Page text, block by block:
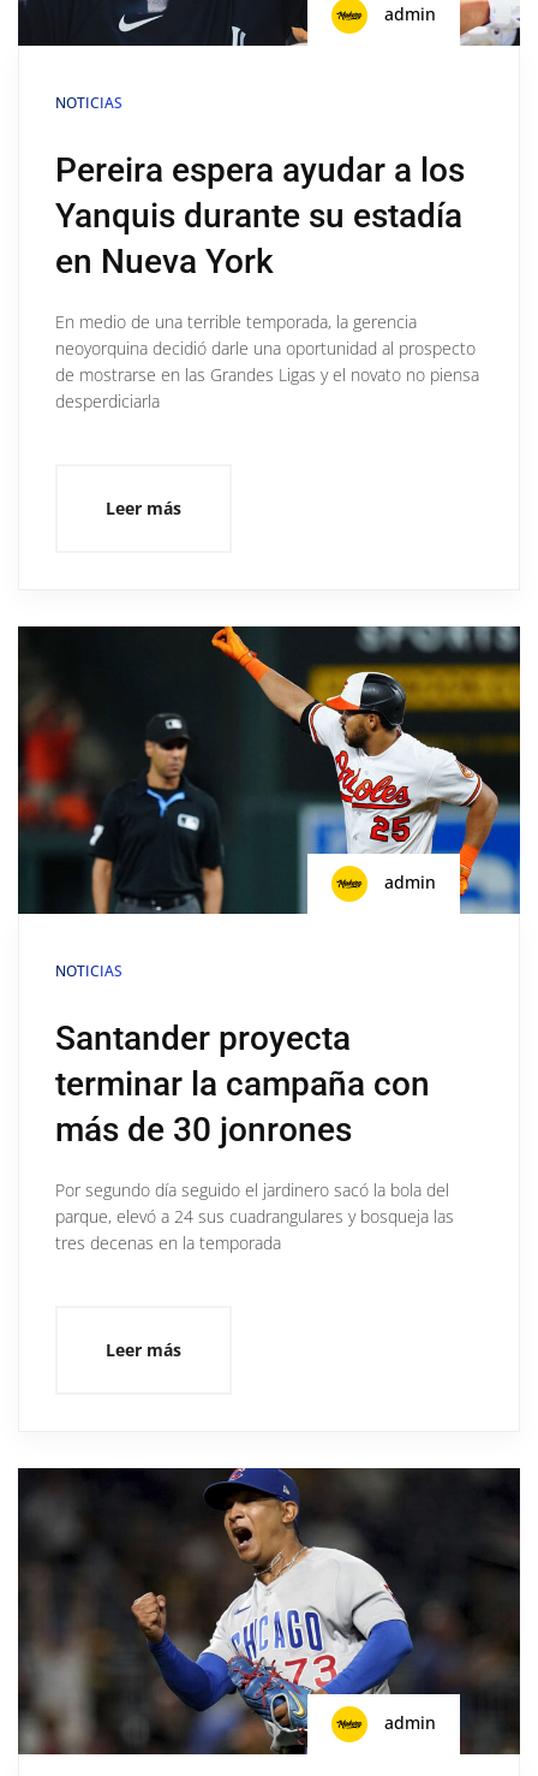
admin
NOTICIAS
Pereira espera ayudar a los
Yanquis durante su estadía
en Nueva York
En medio de una terrible temporada, la gerencia
neoyorquina decidió darle una oportunidad al prospecto
de mostrarse en las Grandes Ligas y el novato no piensa
desperdiciarla
Leer más
admin
NOTICIAS
Santander proyecta
terminar la campaña con
más de 30 jonrones
Por segundo día seguido el jardinero sacó la bola del
parque, elevó a 24 sus cuadrangulares y bosqueja las
tres decenas en la temporada
Leer más
admin